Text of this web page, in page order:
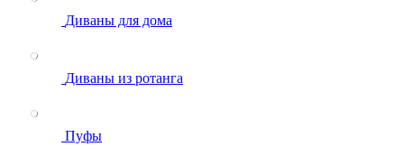
Диваны для дома
Диваны из ротанга
Пуфы